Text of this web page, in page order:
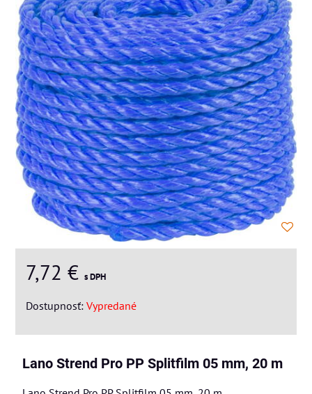
7,72 € s DPH
Dostupnosť: Vypredané
Lano Strend Pro PP Splitfilm 05 mm, 20 m